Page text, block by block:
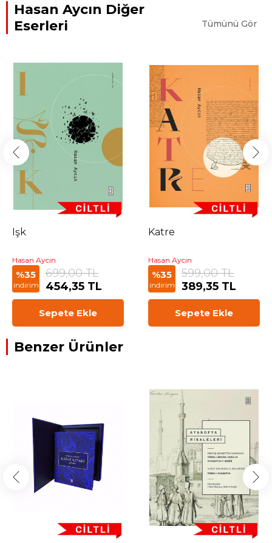
Hasan Aycın Diğer
Eserleri
Tümünü Gör
Işk
Hasan Aycın
%35
indirim
699,00 TL
454,35 TL
Sepete Ekle
Katre
Hasan Aycın
%35
indirim
599,00 TL
389,35 TL
Sepete Ekle
Benzer Ürünler